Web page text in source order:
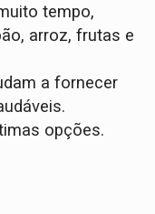
tempo,
arroz, frutas e
a fornecer
opções.